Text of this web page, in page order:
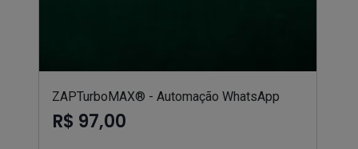
ZAPTurboMAX® - Automação WhatsApp
R$ 97,00